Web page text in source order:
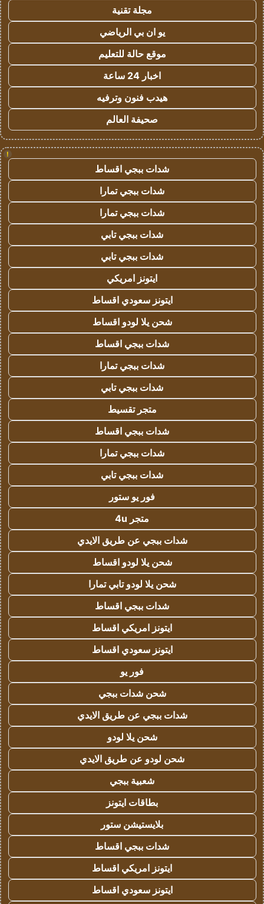
مجلة تقنية
يو ان بي الرياضي
موقع حالة للتعليم
اخبار 24 ساعة
هيدب فنون وترفيه
صحيفة العالم
!
شدات ببجي اقساط
شدات ببجي تمارا
شدات ببجي تمارا
شدات ببجي تابي
شدات ببجي تابي
ايتونز امريكي
ايتونز سعودي اقساط
شحن يلا لودو اقساط
شدات ببجي اقساط
شدات ببجي تمارا
شدات ببجي تابي
متجر تقسيط
شدات ببجي اقساط
شدات ببجي تمارا
شدات ببجي تابي
فور يو ستور
متجر 4u
شدات ببجي عن طريق الايدي
شحن يلا لودو اقساط
شحن يلا لودو تابي تمارا
شدات ببجي اقساط
ايتونز امريكي اقساط
ايتونز سعودي اقساط
فور يو
شحن شدات ببجي
شدات ببجي عن طريق الايدي
شحن يلا لودو
شحن لودو عن طريق الايدي
شعبية ببجي
بطاقات ايتونز
بلايستيشن ستور
شدات ببجي اقساط
ايتونز امريكي اقساط
ايتونز سعودي اقساط